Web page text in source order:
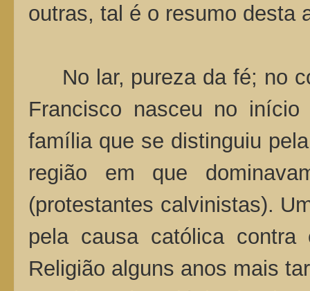
outras, tal é o resumo desta
No lar, pureza da fé; no
Francisco nasceu no
família que se distinguiu
região em que
(protestantes calvinistas).
pela causa católica
Religião alguns anos mais